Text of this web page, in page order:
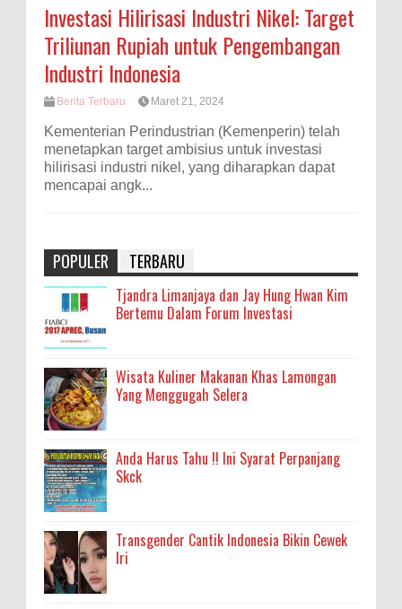
Investasi Hilirisasi Industri Nikel: Target
Triliunan Rupiah untuk Pengembangan
Industri Indonesia
Berita Terbaru Maret 21, 2024
Kementerian Perindustrian (Kemenperin) telah
menetapkan target ambisius untuk investasi
hilirisasi industri nikel, yang diharapkan dapat
mencapai angk...
POPULER TERBARU
Tjandra Limanjaya dan Jay Hung Hwan Kim
Bertemu Dalam Forum Investasi
Wisata Kuliner Makanan Khas Lamongan
Yang Menggugah Selera
Anda Harus Tahu !! Ini Syarat Perpanjang
Skck
Transgender Cantik Indonesia Bikin Cewek
Iri